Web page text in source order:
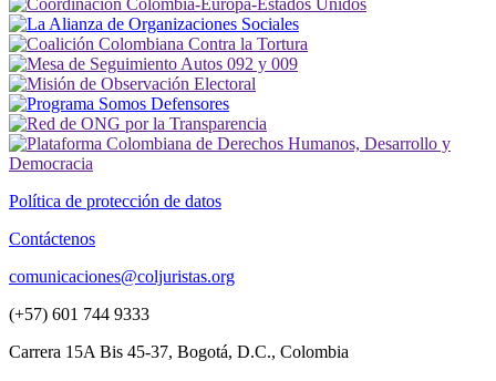
Política de protección de datos
Contáctenos
comunicaciones@coljuristas.org
(+57) 601 744 9333
Carrera 15A Bis 45-37, Bogotá, D.C., Colombia